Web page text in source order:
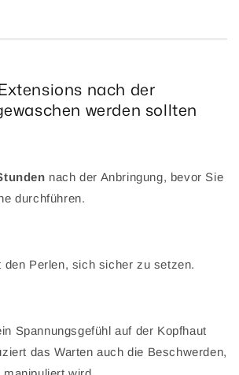
nach der
werden sollten
nach der Anbringung, bevor Sie
durchführen.
den Perlen, sich sicher zu setzen.
Spannungsgefühl auf der Kopfhaut
das Warten auch die Beschwerden,